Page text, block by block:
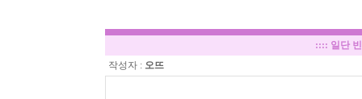
:::: 일단
작성자 : 오뜨